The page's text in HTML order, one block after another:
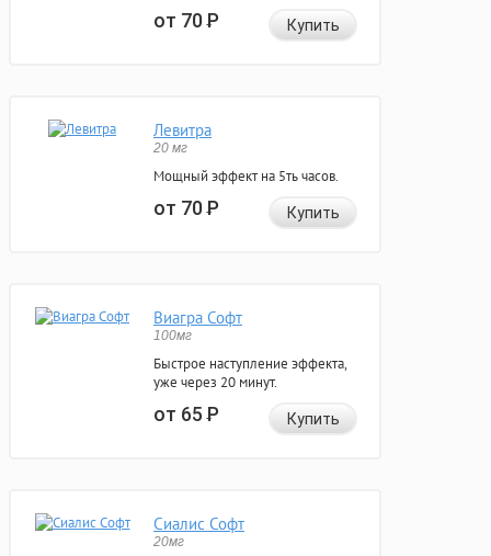
от 70Р Купить
Левитра
20 мг
Мощный эффект на 5ть часов.
от 70Р Купить
Виагра Софт
100мг
Быстрое наступление эффекта,
уже через 20 минут.
от 65Р Купить
Сиалис Софт
20мг